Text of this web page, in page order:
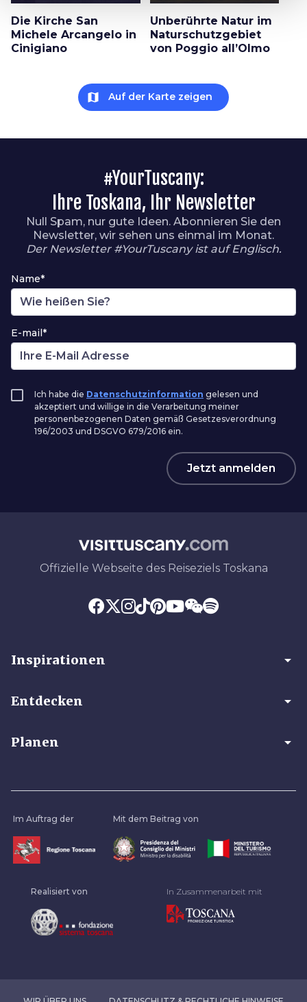
Die Kirche San
Michele Arcangelo in
Cinigiano
Unberührte Natur im
Naturschutzgebiet
von Poggio all’Olmo
map Auf der Karte zeigen
#YourTuscany:
Ihre Toskana, Ihr Newsletter
Null Spam, nur gute Ideen. Abonnieren Sie den
Newsletter, wir sehen uns einmal im Monat.
Der Newsletter #YourTuscany ist auf Englisch.
Name*
E-mail*
Ich habe die Datenschutzinformation gelesen und
akzeptiert und willige in die Verarbeitung meiner
personenbezogenen Daten gemäß Gesetzesverordnung
196/2003 und DSGVO 679/2016 ein.
Jetzt anmelden
Offizielle Webseite des Reiseziels Toskana
Inspirationen arrow_drop_down
Entdecken arrow_drop_down
Planen arrow_drop_down
Im Auftrag der Mit dem Beitrag von
Realisiert von In Zusammenarbeit mit